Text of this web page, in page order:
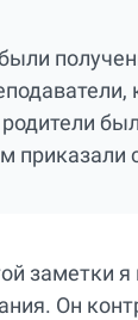
заметки
Он